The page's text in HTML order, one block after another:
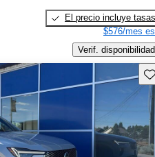
El precio incluye tasas
$576/mes
Verif. disponibilidad